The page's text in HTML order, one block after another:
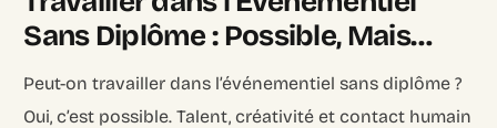
Sans Diplôme : Possible, Mais…
Peut-on travailler dans l’événementiel sans diplôme ?
Oui, c’est possible. Talent, créativité et contact humain